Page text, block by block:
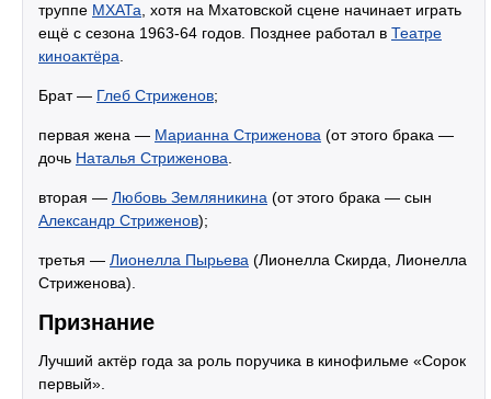
труппе МХАТа , хотя на Мхатовской сцене начинает играть
ещё с сезона 1963-64 годов. Позднее работал в Театре
киноактёра
Брат — Глеб Стриженов;
первая жена — Марианна Стриженова (от этого брака —
дочь Наталья Стриженова
вторая — Любовь Земляникина (от этого брака — сын
Александр Стриженов);
третья — Лионелла Пырьева (Лионелла Скирда, Лионелла
Стриженова).
Признание
Лучший актёр года за роль поручика в кинофильме «Сорок
первый».